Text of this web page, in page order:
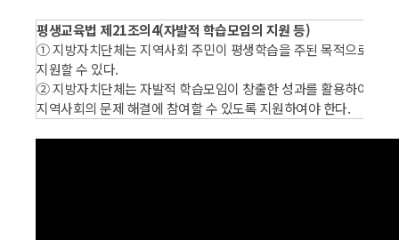
평생교육법 제21조의4(자발적 학습모임의 지원 등)
① 지방자치단체는 지역사회 주민이 평생학습을 주된 목적으로 자
지원할 수 있다.
② 지방자치단체는 자발적 학습모임이 창출한 성과를 활용하여 사
지역사회의 문제 해결에 참여할 수 있도록 지원하여야 한다.